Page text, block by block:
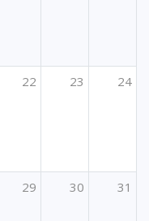
22 23 24
29 30 31